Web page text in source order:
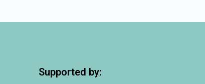
Supported by: